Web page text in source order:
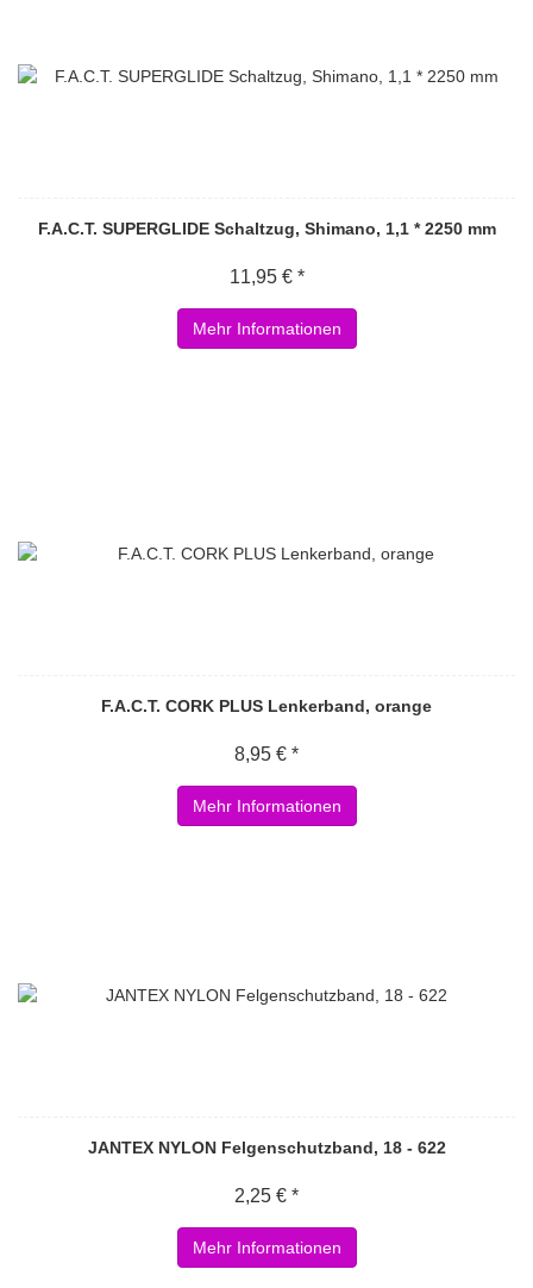
F.A.C.T. SUPERGLIDE Schaltzug, Shimano, 1,1 * 2250 mm
11,95 € *
Mehr Informationen
F.A.C.T. CORK PLUS Lenkerband, orange
8,95 € *
Mehr Informationen
JANTEX NYLON Felgenschutzband, 18 - 622
2,25 € *
Mehr Informationen